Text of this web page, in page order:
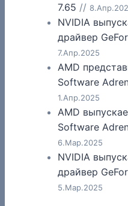
7.65 //
NVIDIA
драйвер
7.Апр.2025
AMD
Software
1.Апр.2025
AMD
Software
6.Мар.2025
NVIDIA
драйвер
5.Мар.2025